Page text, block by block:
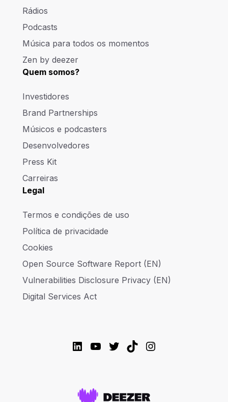
Rádios
Podcasts
Música para todos os momentos
Zen by deezer
Quem somos?
Investidores
Brand Partnerships
Músicos e podcasters
Desenvolvedores
Press Kit
Carreiras
Legal
Termos e condições de uso
Política de privacidade
Cookies
Open Source Software Report (EN)
Vulnerabilities Disclosure Privacy (EN)
Digital Services Act
LinkedIn
YouTube
Twitter
TikTokInstagram